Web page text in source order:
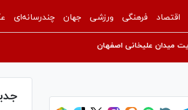
اقتصاد فرهنگی ورزشی جهان چندرسانه‌ای
میدان علیخانی اصفهان